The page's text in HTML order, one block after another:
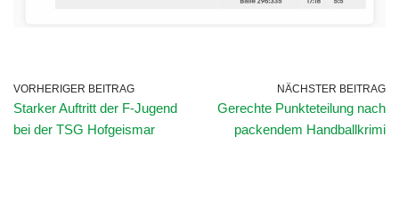
VORHERIGER BEITRAG
Starker Auftritt der F-Jugend
bei der TSG Hofgeismar
NÄCHSTER BEITRAG
Gerechte Punkteteilung nach
packendem Handballkrimi